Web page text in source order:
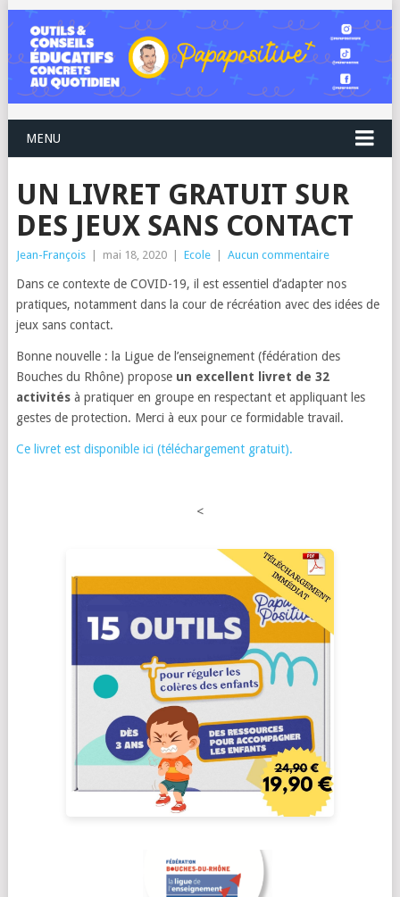
MENU
UN LIVRET GRATUIT SUR
DES JEUX SANS CONTACT
Jean-François mai 18, 2020 Ecole Aucun commentaire
Dans ce contexte de COVID-19, il est essentiel d’adapter nos
pratiques, notamment dans la cour de récréation avec des idées de
jeux sans contact.
Bonne nouvelle : la Ligue de l’enseignement (fédération des
Bouches du Rhône) propose un excellent livret de 32
activitésà pratiquer en groupe en respectant et appliquant les
gestes de protection. Merci à eux pour ce formidable travail.
Ce livret est disponible ici (téléchargement gratuit).
<